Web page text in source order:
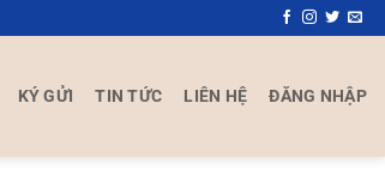
KÝ GỬI TIN TỨC LIÊN HỆ ĐĂNG NHẬP